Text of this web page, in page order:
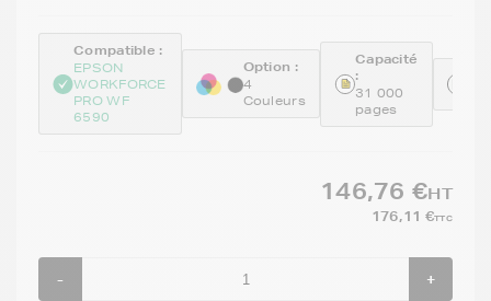
Compatible :
EPSON
WORKFORCE
PRO WF
6590
Option :
4
Couleurs
Capacité
:
31 000
pages
146,76 €HT
176,11 €TTC
- +